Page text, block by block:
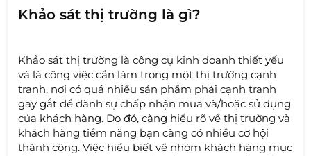
Khảo sát thị trường là gì?
Khảo sát thị trường là công cụ kinh doanh thiết yếu
và là công việc cần làm trong một thị trường cạnh
tranh, nơi có quá nhiều sản phẩm phải cạnh tranh
gay gắt để dành sự chấp nhận mua và/hoặc sử dụng
của khách hàng. Do đó, càng hiểu rõ về thị trường và
khách hàng tiềm năng bạn càng có nhiều cơ hội
thành công. Việc hiểu biết về nhóm khách hàng mục